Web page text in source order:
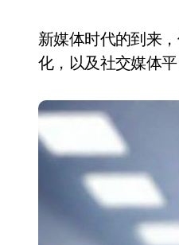
新媒体时代的到来，使得传统网站面临前所未有的挑战。用户习惯的改变、信息获取方式的多样
化，以及社交媒体